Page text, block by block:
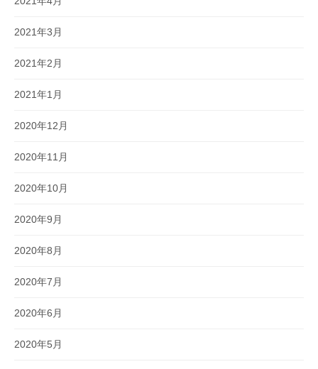
2021年3月
2021年2月
2021年1月
2020年12月
2020年11月
2020年10月
2020年9月
2020年8月
2020年7月
2020年6月
2020年5月